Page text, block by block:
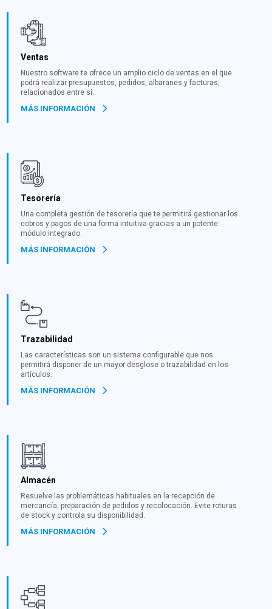
Ventas
Nuestro software te ofrece un amplio ciclo de ventas en el que
podrá realizar presupuestos, pedidos, albaranes y facturas,
relacionados entre sí.
MÁS INFORMACIÓN
Tesorería
Una completa gestión de tesorería que te permitirá gestionar los
cobros y pagos de una forma intuitiva gracias a un potente
módulo integrado.
MÁS INFORMACIÓN
Trazabilidad
Las características son un sistema configurable que nos
permitirá disponer de un mayor desglose o trazabilidad en los
artículos.
MÁS INFORMACIÓN
Almacén
Resuelve las problemáticas habituales en la recepción de
mercancía, preparación de pedidos y recolocación. Evite roturas
de stock y controla su disponibilidad.
MÁS INFORMACIÓN